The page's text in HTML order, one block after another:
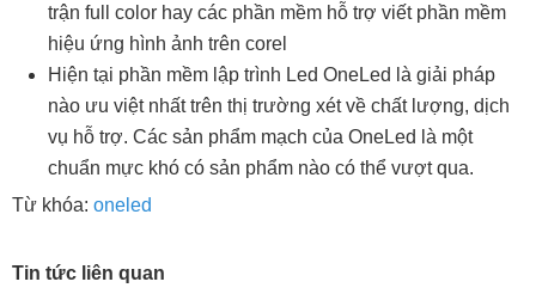
trận full color hay các phần mềm hỗ trợ viết phần mềm
hiệu ứng hình ảnh trên corel
Hiện tại phần mềm lập trình Led OneLed là giải pháp
nào ưu việt nhất trên thị trường xét về chất lượng, dịch
vụ hỗ trợ. Các sản phẩm mạch của OneLed là một
chuẩn mực khó có sản phẩm nào có thể vượt qua.
Từ khóa: oneled
Tin tức liên quan